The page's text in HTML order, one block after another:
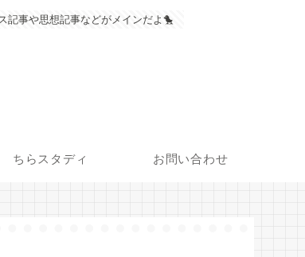
記事や思想記事などがメインだよ🐤
ちらスタディ お問い合わせ